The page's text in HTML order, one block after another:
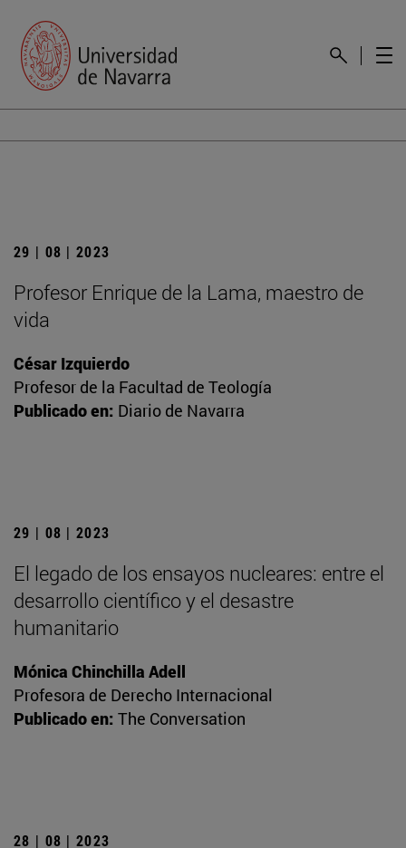
29 | 08 | 2023
Profesor Enrique de la Lama, maestro de
vida
César Izquierdo
Profesor de la Facultad de Teología
Publicado en: Diario de Navarra
29 | 08 | 2023
El legado de los ensayos nucleares: entre el
desarrollo científico y el desastre
humanitario
Mónica Chinchilla Adell
Profesora de Derecho Internacional
Publicado en: The Conversation
28 | 08 | 2023